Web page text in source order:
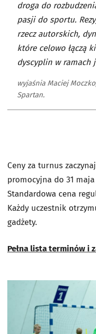
droga do
pasji do sportu.
rzecz autorskich,
które celowo łączą
dyscyplin w ramach
wyjaśnia Maciej
Spartan.
Ceny za turnus
promocyjna do 31
Standardowa cena
Każdy uczestnik
gadżety.
Pełna lista terminów i